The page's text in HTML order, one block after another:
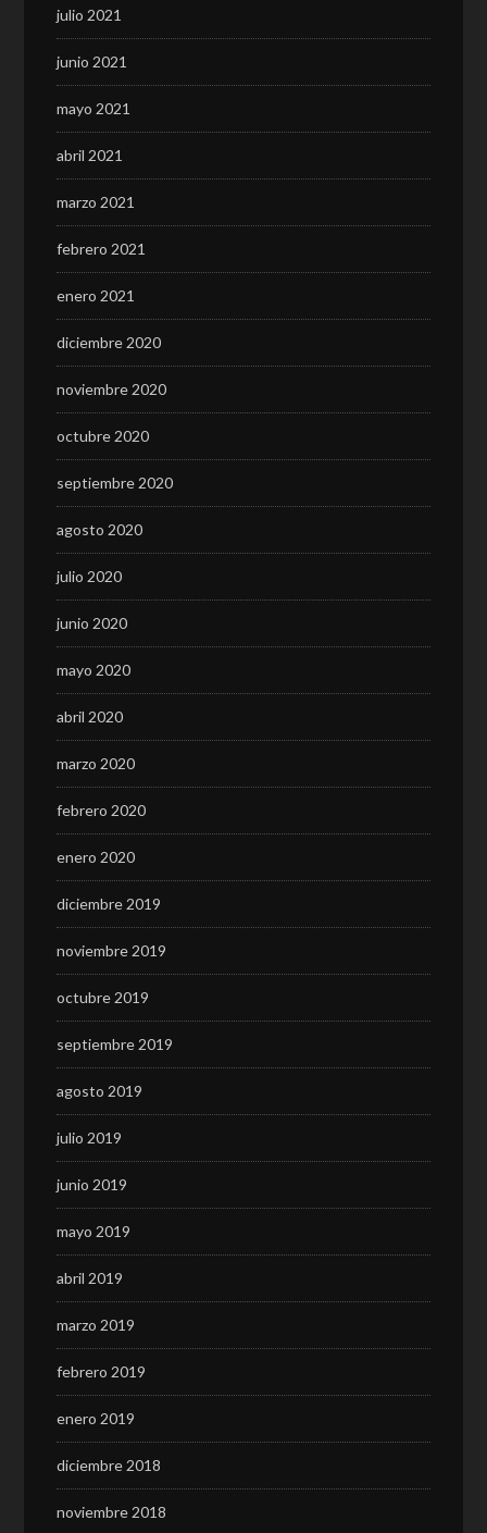
julio 2021
junio 2021
mayo 2021
abril 2021
marzo 2021
febrero 2021
enero 2021
diciembre 2020
noviembre 2020
octubre 2020
septiembre 2020
agosto 2020
julio 2020
junio 2020
mayo 2020
abril 2020
marzo 2020
febrero 2020
enero 2020
diciembre 2019
noviembre 2019
octubre 2019
septiembre 2019
agosto 2019
julio 2019
junio 2019
mayo 2019
abril 2019
marzo 2019
febrero 2019
enero 2019
diciembre 2018
noviembre 2018